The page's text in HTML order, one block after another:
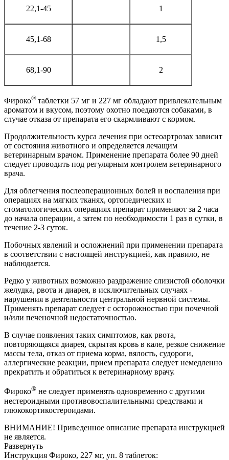
22,1-45 1
45,1-68 1,5
68,1-90 2
Фироко® таблетки 57 мг и 227 мг обладают привлекательным
ароматом и вкусом, поэтому охотно поедаются собаками, в
случае отказа от препарата его скармливают с кормом.
Продолжительность курса лечения при остеоартрозах зависит
от состояния животного и определяется лечащим
ветеринарным врачом. Применение препарата более 90 дней
следует проводить под регулярным контролем ветеринарного
врача.
Для облегчения послеоперационных болей и воспаления при
операциях на мягких тканях, ортопедических и
стоматологических операциях препарат применяют за 2 часа
до начала операции, а затем по необходимости 1 раз в сутки, в
течение 2-3 суток.
Побочных явлений и осложнений при применении препарата
в соответствии с настоящей инструкцией, как правило, не
наблюдается.
Редко у животных возможно раздражение слизистой оболочки
желудка, рвота и диарея, в исключительных случаях -
нарушения в деятельности центральной нервной системы.
Применять препарат следует с осторожностью при почечной
и/или печеночной недостаточностью.
В случае появления таких симптомов, как рвота,
повторяющаяся диарея, скрытая кровь в кале, резкое снижение
массы тела, отказ от приема корма, вялость, судороги,
аллергические реакции, прием препарата следует немедленно
прекратить и обратиться к ветеринарному врачу.
Фироко® не следует применять одновременно с другими
нестероидными противовоспалительными средствами и
глюкокортикостероидами.
ВНИМАНИЕ! Приведенное описание препарата инструкцией
не является.
Развернуть
Инструкция Фироко, 227 мг, уп. 8 таблеток: